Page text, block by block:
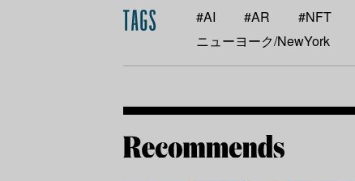
#AI #AR #NFT
ニューヨーク/NewYork